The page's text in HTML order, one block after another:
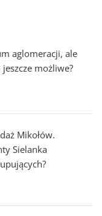
aglomeracji, ale
możliwe?
Mikołów.
Sielanka